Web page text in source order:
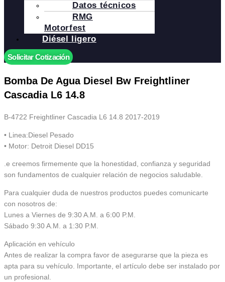
Datos técnicos
RMG
Motorfest
Diésel ligero
Solicitar Cotización
Bomba De Agua Diesel Bw Freightliner
Cascadia L6 14.8
B-4722 Freightliner Cascadia L6 14.8 2017-2019
• Linea:Diesel Pesado
• Motor: Detroit Diesel DD15
.e creemos firmemente que la honestidad, confianza y seguridad
son fundamentos de cualquier relación de negocios saludable.
Para cualquier duda de nuestros productos puedes comunicarte
con nosotros de:
Lunes a Viernes de 9:30 A.M. a 6:00 P.M.
Sábado 9:30 A.M. a 1:30 P.M.
Aplicación en vehículo
Antes de realizar la compra favor de asegurarse que la pieza es
apta para su vehículo. Importante, el artículo debe ser instalado por
un profesional.